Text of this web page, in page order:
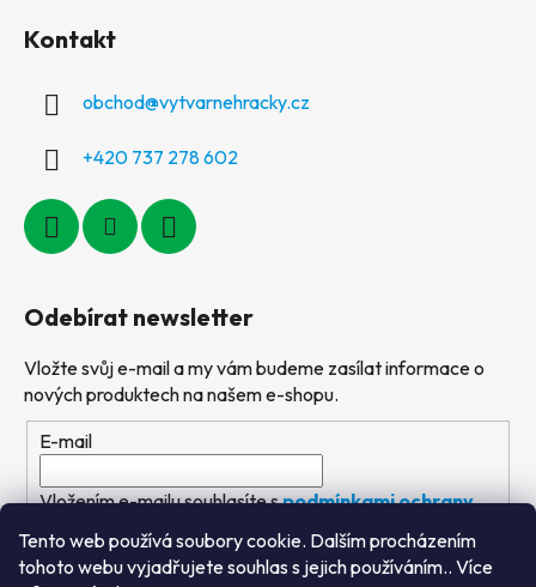
Tento web používá soubory cookie. Dalším procházením
tohoto webu vyjadřujete souhlas s jejich používáním.. Více
Kontakt
obchod@vytvarnehracky.cz
+420 737 278 602
Odebírat newsletter
Vložte svůj e-mail a my vám budeme zasílat informace o
nových produktech na našem e-shopu.
E-mail
Vložením e-mailu souhlasíte spodmínkami ochrany
osobních údajů